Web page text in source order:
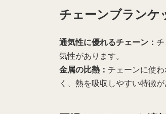
チェーンブランケ
通気性に優れるチェーン：
気性があります。
金属の比熱： チェーンに使
く、熱を吸収しやすい特徴